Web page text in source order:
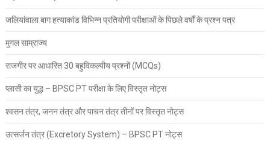
जलियांवाला बाग हत्याकांड विभिन्न प्रतियोगी परीक्षाओं के पिछले वर्षों के प्रश्न पत्र
मुगल साम्राज्य
राजगीर पर आधारित 30 बहुविकल्पीय प्रश्नों (MCQs)
प्लासी का युद्ध – BPSC PT परीक्षा के लिए विस्तृत नोट्स
श्वसन तंत्र, जनन तंत्र और पाचन तंत्र तीनों पर विस्तृत नोट्स
उत्सर्जन तंत्र (Excretory System) – BPSC PT नोट्स